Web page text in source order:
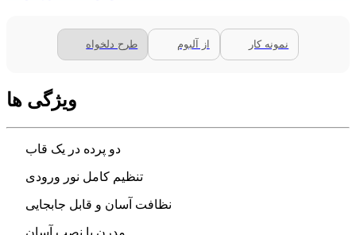
طرح دلخواه از آلبوم نمونه کار
ویژگی ها
دو پرده در یک قاب
تنظیم کامل نور ورودی
نظافت آسان و قابل جابجایی
مدرن با نصب آسان